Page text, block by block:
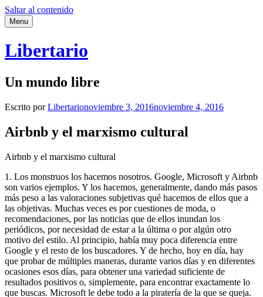
Saltar al contenido
Menu
Libertario
Un mundo libre
Escrito porLibertarionoviembre 3, 2016noviembre 4, 2016
Airbnb y el marxismo cultural
Airbnb y el marxismo cultural
1. Los monstruos los hacemos nosotros. Google, Microsoft y Airbnb
son varios ejemplos. Y los hacemos, generalmente, dando más pasos
más peso a las valoraciones subjetivas qué hacemos de ellos que a
las objetivas. Muchas veces es por cuestiones de moda, o
recomendaciones, por las noticias que de ellos inundan los
periódicos, por necesidad de estar a la última o por algún otro
motivo del estilo. Al principio, había muy poca diferencia entre
Google y el resto de los buscadores. Y de hecho, hoy en día, hay
que probar de múltiples maneras, durante varios días y en diferentes
ocasiones esos días, para obtener una variedad suficiente de
resultados positivos o, simplemente, para encontrar exactamente lo
que buscas. Microsoft le debe todo a la piratería de la que se queja.